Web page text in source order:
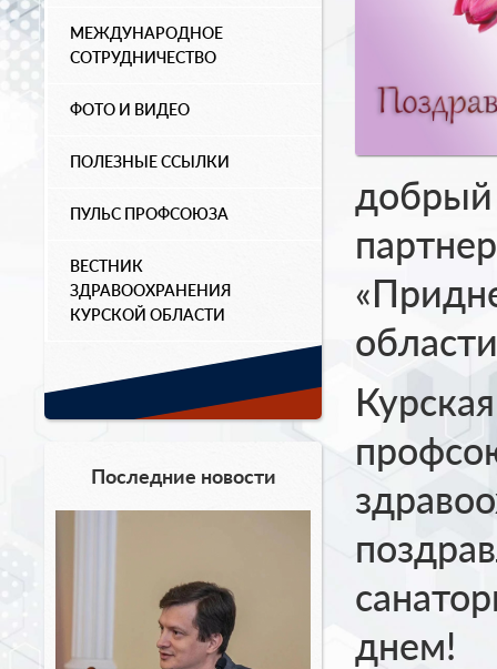
МЕЖДУНАРОДНОЕ
СОТРУДНИЧЕСТВО
ФОТО И ВИДЕО
ПОЛЕЗНЫЕ ССЫЛКИ
ПУЛЬС ПРОФСОЮЗА
ВЕСТНИК
ЗДРАВООХРАНЕНИЯ
КУРСКОЙ ОБЛАСТИ
Последние новости
днем!